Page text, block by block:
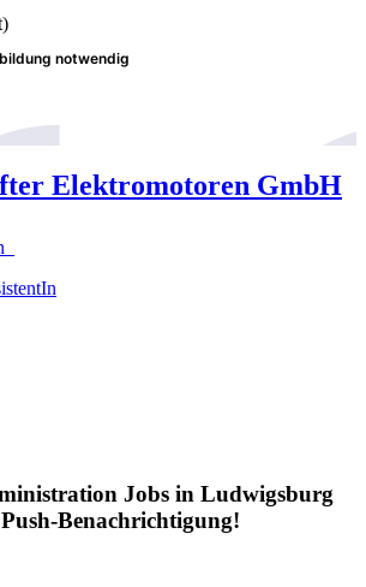
notwendig
Elektromotoren GmbH
Jobs in Ludwigsburg
Benachrichtigung!